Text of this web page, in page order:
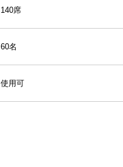
140席
60名
使用可